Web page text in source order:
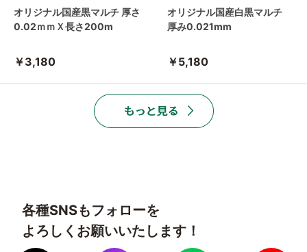
オリジナル国産黒マルチ 厚さ
0.02ｍｍＸ長さ200m
￥3,180
オリジナル国産白黒マルチ
厚み0.021mm
￥5,180
各種SNSもフォローを
よろしくお願いいたします！